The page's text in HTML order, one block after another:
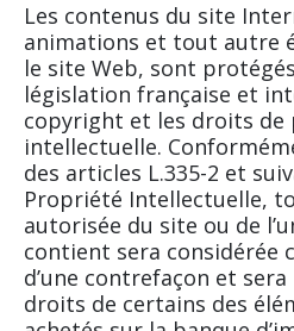
Les contenus du site
animations et tout autre
le site Web, sont
législation française et
copyright et les droits
intellectuelle.
des articles L.335-2 et
Propriété Intellectuelle,
autorisée du site ou de
contient sera considérée
d’une contrefaçon et
droits de certains des